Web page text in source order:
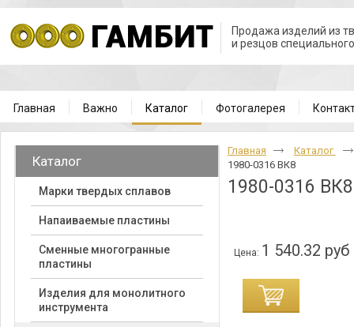
Продажа изделий из
и резцов
Главная Важно Каталог Фотогалерея
Каталог
Марки твердых сплавов
Напаиваемые пластины
Cменные многогранные
пластины
Изделия для монолитного
инструмента
Главная
Каталог
1980-0316 ВК8
1980-0316 ВК8
Цена: 1 540.32 руб